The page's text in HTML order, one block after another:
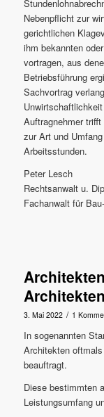
Nebenpflicht zur
gerichtlichen
ihm bekannten
vortragen, aus
Betriebsführung
Sachvortrag
Auftragnehmer
zur Art und
Arbeitsstunden.
Peter Lesch
Rechtsanwalt u.
Fachanwalt für
3. Mai 2022 / 1
In sogenannten
Architekten
beauftragt.
Diese bestimmten
Leistungsumfang